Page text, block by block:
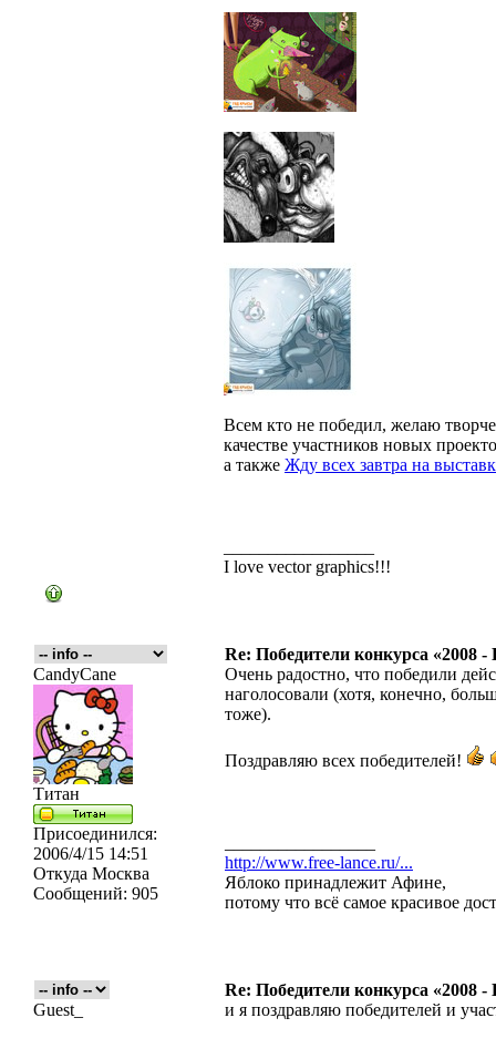
Всем кто не победил, желаю
качестве участников новых
а также Жду всех завтра на
I love vector graphics!!!
Re: Победители конкурса «2008
CandyCane
Титан
Присоединился:
2006/4/15 14:51
Откуда Москва
Сообщений: 905
Очень радостно, что победили
наголосовали (хотя, конечно,
тоже).
Поздравляю всех победителей!
http://www.free-lance.ru/...
Яблоко принадлежит Афине,
потому что всё самое красивое
Re: Победители конкурса «2008
Guest_
и я поздравляю победителей и